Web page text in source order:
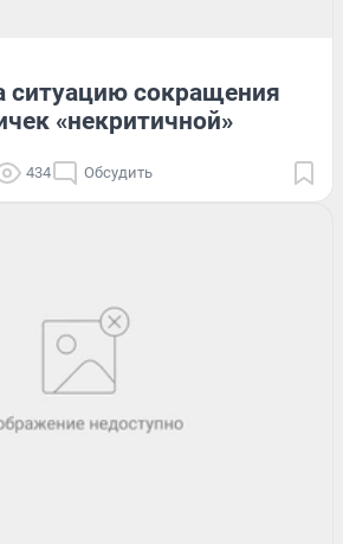
ситуацию сокращения
«некритичной»
434 Обсудить